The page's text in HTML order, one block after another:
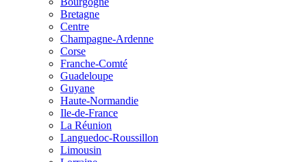
Bretagne
Centre
Champagne-Ardenne
Corse
Franche-Comté
Guadeloupe
Guyane
Haute-Normandie
Ile-de-France
La Réunion
Languedoc-Roussillon
Limousin